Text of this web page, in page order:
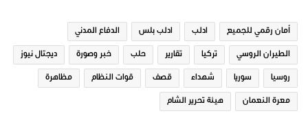
أمان رقمي للجميع ادلب ادلب بلس الدفاع المدني
الطيران الروسي تركيا تقارير حلب خبر وصورة ديجتال نيوز
روسيا سوريا شهداء قصف قوات النظام مظاهرة
معرة النعمان هيئة تحرير الشام